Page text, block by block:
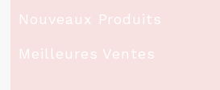
Nouveaux Produits
Meilleures Ventes